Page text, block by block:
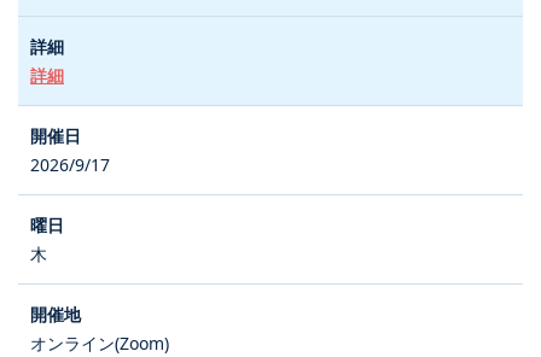
詳細
2026/9/17
木
オンライン(Zoom)